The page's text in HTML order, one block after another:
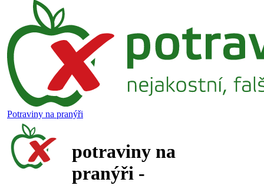
Potraviny na pranýři
potraviny na
pranýři -